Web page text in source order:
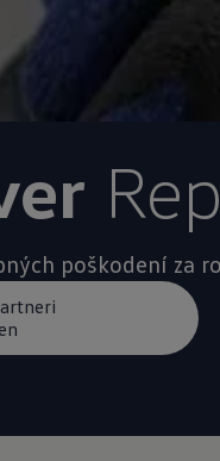
poškodení za